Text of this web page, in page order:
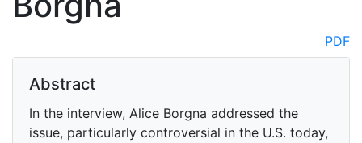
PDF
Abstract
In the interview, Alice Borgna addressed the
issue, particularly controversial in the U.S. today,